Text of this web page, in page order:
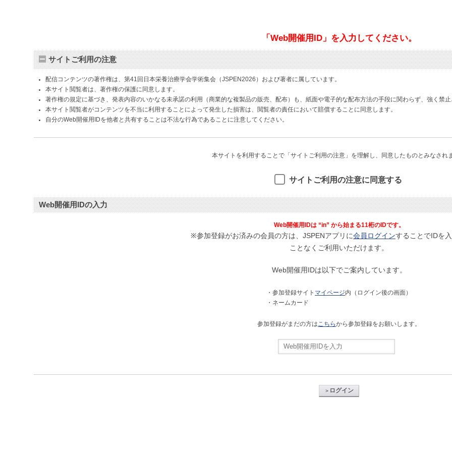
「Web開催用ID」を入力してください。
サイトご利用の注意
配信コンテンツの著作権は、第41回日本栄養治療学会学術集会（JSPEN2026）および著者に属しています。
本サイト閲覧者は、著作権の保護に同意します。
著作権の規定に基づき、発表内容のいかなる未承諾の利用（商業的な複製品の販売、配布）も、紙面や電子的な配布方法の手段に関わらず、強く禁止
本サイト閲覧者がコンテンツを不当に利用することによって発生した損害は、閲覧者の責任において賠償することに同意します。
自分のWeb開催用IDを他者と共有することは不法な行為であることに注意してください。
本サイトを利用することで「サイトご利用の注意」を理解し、同意したものとみなされ
サイトご利用の注意に同意する
Web開催用IDの入力
Web開催用IDは “in” から始まる11桁のIDです。
※参加登録がお済みの会員の方は、JSPENアプリに会員ログインすることでIDを
ことなくご利用いただけます。
Web開催用IDは以下でご案内しています。
・参加登録サイト マイページ内（ログイン後の画面）
・ネームカード
参加登録がまだの方は こちらから参加登録をお願いします。
＞ ログイン